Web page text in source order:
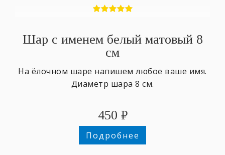
Шар с именем белый матовый 8
см
На ёлочном шаре напишем любое ваше имя.
Диаметр шара 8 см.
450 ₽
Подробнее